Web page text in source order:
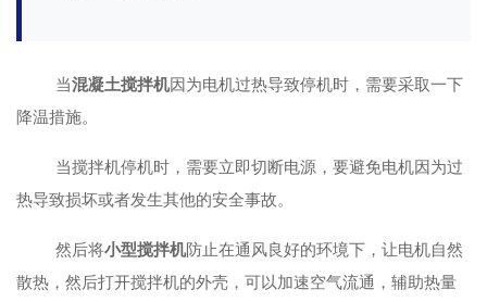
当混凝土搅拌机因为电机过热导致停机时，需要采取一下
降温措施。
当搅拌机停机时，需要立即切断电源，要避免电机因为过
热导致损坏或者发生其他的安全事故。
然后将小型搅拌机防止在通风良好的环境下，让电机自然
散热，然后打开搅拌机的外壳，可以加速空气流通，辅助热量